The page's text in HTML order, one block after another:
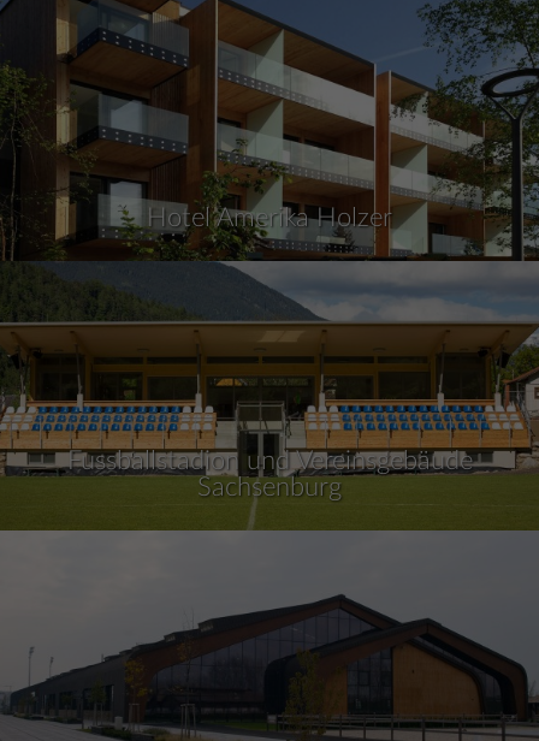
Hotel Amerika Holzer
Fussballstadion und Vereinsgebäude
Sachsenburg